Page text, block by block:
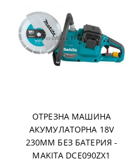
ОТРЕЗНА МАШИНА
АКУМУЛАТОРНА 18V
230ММ БЕЗ БАТЕРИЯ -
MAKITA DCE090ZX1